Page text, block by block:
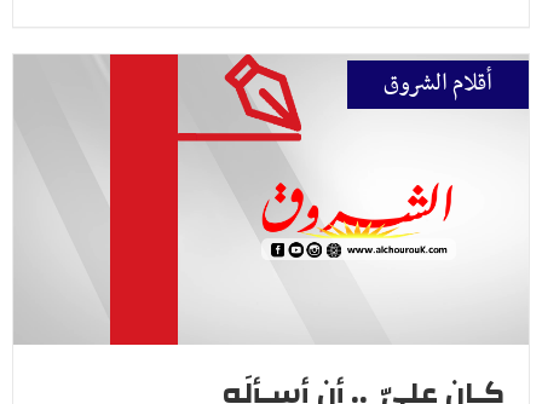
أقلام الشروق